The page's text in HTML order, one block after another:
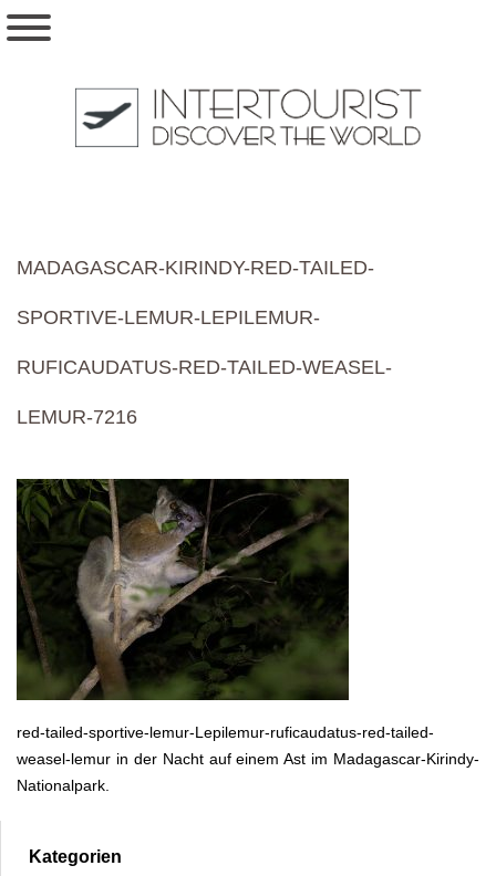
MADAGASCAR-KIRINDY-RED-TAILED-
SPORTIVE-LEMUR-LEPILEMUR-
RUFICAUDATUS-RED-TAILED-WEASEL-
LEMUR-7216
red-tailed-sportive-lemur-Lepilemur-ruficaudatus-red-tailed-
weasel-lemur in der Nacht auf einem Ast im Madagascar-Kirindy-
Nationalpark.
Kategorien